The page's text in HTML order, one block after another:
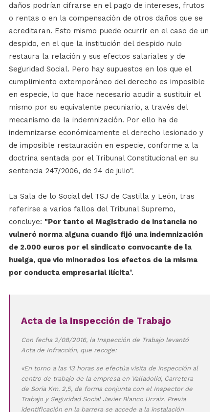
daños podrían cifrarse en el pago de intereses, frutos
o rentas o en la compensación de otros daños que se
acreditaran. Esto mismo puede ocurrir en el caso de un
despido, en el que la institución del despido nulo
restaura la relación y sus efectos salariales y de
Seguridad Social. Pero hay supuestos en los que el
cumplimiento extemporáneo del derecho es imposible
en especie, lo que hace necesario acudir a sustituir el
mismo por su equivalente pecuniario, a través del
mecanismo de la indemnización. Por ello ha de
indemnizarse económicamente el derecho lesionado y
de imposible restauración en especie, conforme a la
doctrina sentada por el Tribunal Constitucional en su
sentencia 247/2006, de 24 de julio".
La Sala de lo Social del TSJ de Castilla y León, tras
referirse a varios fallos del Tribunal Supremo,
concluye: "Por tanto el Magistrado de instancia no
vulneró norma alguna cuando fijó una indemnización
de 2.000 euros por el sindicato convocante de la
huelga, que vio minorados los efectos de la misma
por conducta empresarial ilícita".
Acta de la Inspección de Trabajo
Con fecha 2/08/2016, la Inspección de Trabajo levantó
Acta de Infracción, que recoge:
«En torno a las 13 horas se efectúa visita de inspección al
centro de trabajo de la empresa en Valladolid, Carretera
de Soria Km. 2,5, de forma conjunta con el Inspector de
Trabajo y Seguridad Social Javier Blanco Urzaiz. Previa
identificación en la barrera se accede a la instalación